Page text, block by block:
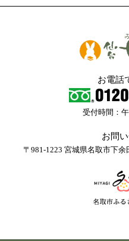
お電話
受付時間：
お問
〒981-1223 宮城県名取市下余